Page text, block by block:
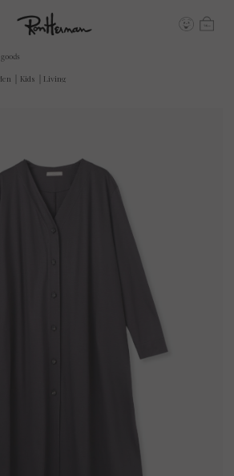
goods